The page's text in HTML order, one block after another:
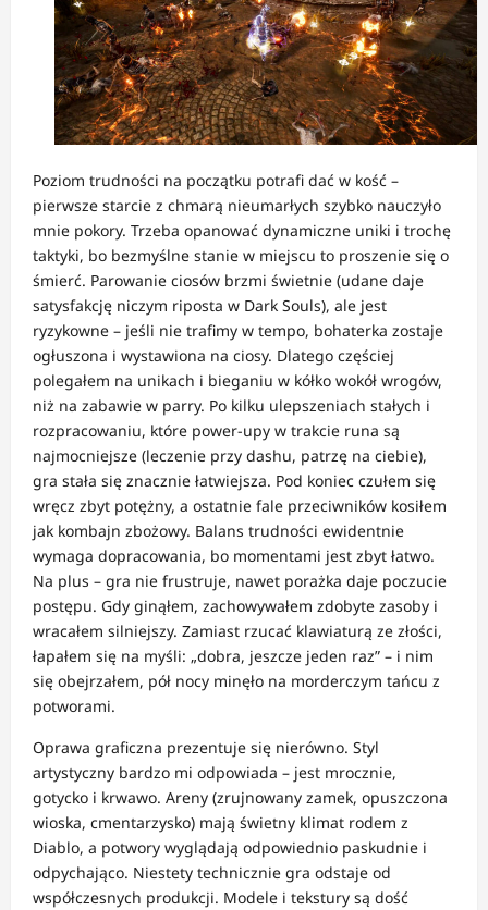
Poziom trudności na początku potrafi dać w kość –
pierwsze starcie z chmarą nieumarłych szybko nauczyło
mnie pokory. Trzeba opanować dynamiczne uniki i trochę
taktyki, bo bezmyślne stanie w miejscu to proszenie się o
śmierć. Parowanie ciosów brzmi świetnie (udane daje
satysfakcję niczym riposta w Dark Souls), ale jest
ryzykowne – jeśli nie trafimy w tempo, bohaterka zostaje
ogłuszona i wystawiona na ciosy. Dlatego częściej
polegałem na unikach i bieganiu w kółko wokół wrogów,
niż na zabawie w parry. Po kilku ulepszeniach stałych i
rozpracowaniu, które power-upy w trakcie runa są
najmocniejsze (leczenie przy dashu, patrzę na ciebie),
gra stała się znacznie łatwiejsza. Pod koniec czułem się
wręcz zbyt potężny, a ostatnie fale przeciwników kosiłem
jak kombajn zbożowy. Balans trudności ewidentnie
wymaga dopracowania, bo momentami jest zbyt łatwo.
Na plus – gra nie frustruje, nawet porażka daje poczucie
postępu. Gdy ginąłem, zachowywałem zdobyte zasoby i
wracałem silniejszy. Zamiast rzucać klawiaturą ze złości,
łapałem się na myśli: „dobra, jeszcze jeden raz” – i nim
się obejrzałem, pół nocy minęło na morderczym tańcu z
potworami.
Oprawa graficzna prezentuje się nierówno. Styl
artystyczny bardzo mi odpowiada – jest mrocznie,
gotycko i krwawo. Areny (zrujnowany zamek, opuszczona
wioska, cmentarzysko) mają świetny klimat rodem z
Diablo, a potwory wyglądają odpowiednio paskudnie i
odpychająco. Niestety technicznie gra odstaje od
współczesnych produkcji. Modele i tekstury są dość